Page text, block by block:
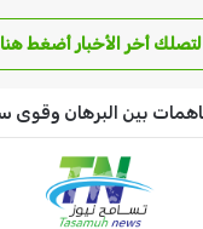
لتصلك أخر الأخبار أضغط هنا